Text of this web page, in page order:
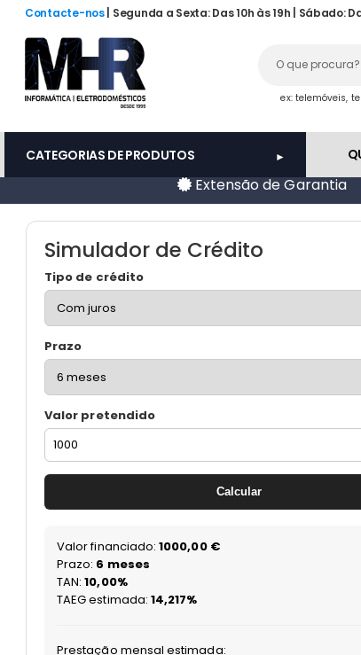
Contacte-nos | Segunda a Sexta: Das 10h às 19h | Sábado:
ex: telemóveis,
CATEGORIAS DE PRODUTOS
Extensão de Garantia
Simulador de Crédito
Tipo de crédito
Prazo
Valor pretendido
Calcular
Valor financiado:1000,00 €
Prazo: 6 meses
TAN:10,00%
TAEG estimada: 14,217%
Prestação mensal estimada: